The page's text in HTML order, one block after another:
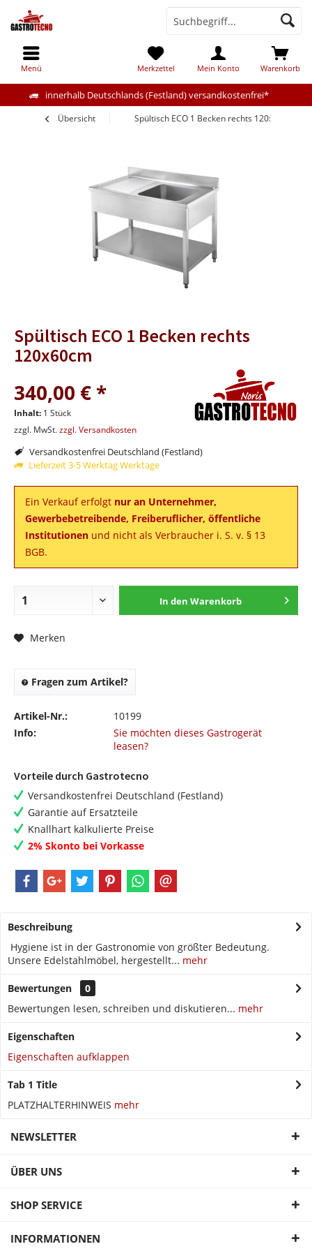
innerhalb Deutschlands (Festland) versandkostenfrei*
Warenkorb
Merkzettel Mein Konto
Menü
Übersicht Spültisch ECO 1 Becken rechts 120x60cm
Spültisch ECO 1 Becken rechts
120x60cm
340,00 € *
Inhalt: 1 Stück
zzgl. MwSt.zzgl. Versandkosten
Versandkostenfrei Deutschland (Festland)
Lieferzeit 3-5 Werktag Werktage
Ein Verkauf erfolgt nur an Unternehmer,
Gewerbebetreibende, Freiberuflicher, öffentliche
Institutionen und nicht als Verbraucher i. S. v. § 13
BGB.
In den Warenkorb
Merken
Fragen zum Artikel?
Artikel-Nr.:
10199
Info:
Sie möchten dieses Gastrogerät
leasen?
Vorteile durch Gastrotecno
Versandkostenfrei Deutschland (Festland)
Garantie auf Ersatzteile
Knallhart kalkulierte Preise
2% Skonto bei Vorkasse
Beschreibung
Hygiene ist in der Gastronomie von größter Bedeutung.
Unsere Edelstahlmöbel, hergestellt... mehr
Bewertungen
0
Bewertungen lesen, schreiben und diskutieren... mehr
Eigenschaften
Eigenschaften aufklappen
Tab 1 Title
PLATZHALTERHINWEIS mehr
NEWSLETTER
ÜBER UNS
SHOP SERVICE
INFORMATIONEN